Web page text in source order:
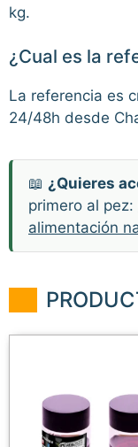
kg.
¿Cual es la
La referencia es
24/48h desde
📖 ¿Quieres
primero al pez:
alimentación